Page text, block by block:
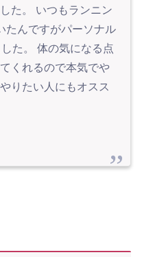
た。 いつもランニン
たんですがパーソナル
た。 体の気になる点
くれるので本気でや
りたい人にもオスス